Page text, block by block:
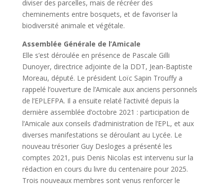
diviser des parcelles, mais de récréer des
cheminements entre bosquets, et de favoriser la
biodiversité animale et végétale.
Assemblée Générale de l’Amicale
Elle s’est déroulée en présence de Pascale Gilli
Dunoyer, directrice adjointe de la DDT, Jean-Baptiste
Moreau, député. Le président Loïc Sapin Trouffy a
rappelé l’ouverture de l’Amicale aux anciens personnels
de l’EPLEFPA. Il a ensuite relaté l’activité depuis la
dernière assemblée d’octobre 2021 : participation de
l’Amicale aux conseils d’administration de l’EPL, et aux
diverses manifestations se déroulant au Lycée. Le
nouveau trésorier Guy Desloges a présenté les
comptes 2021, puis Denis Nicolas est intervenu sur la
rédaction en cours du livre du centenaire pour 2025.
Trois nouveaux membres sont venus renforcer le